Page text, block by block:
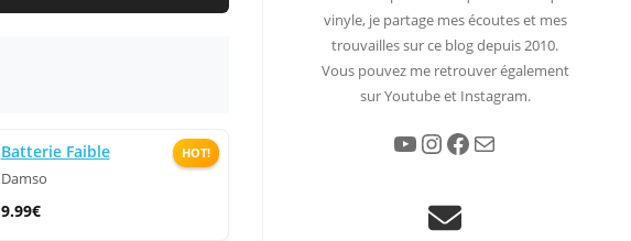
HOT!
Batterie Faible
Damso
9.99€
vinyle, je partage mes écoutes et mes
trouvailles sur ce blog depuis 2010.
Vous pouvez me retrouver également
sur Youtube et Instagram.
YouTube Instagram Facebook E-mail